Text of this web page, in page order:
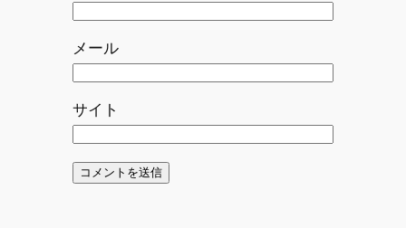
メール
サイト